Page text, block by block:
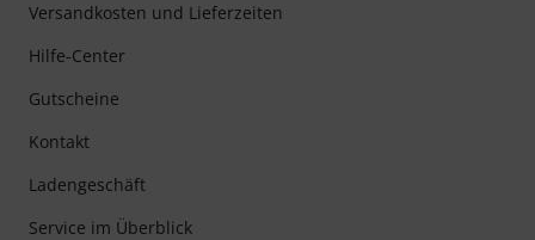
Versandkosten und Lieferzeiten
Hilfe-Center
Gutscheine
Kontakt
Ladengeschäft
Service im Überblick